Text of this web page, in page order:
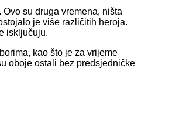
su druga vremena, ništa
je više različitih heroja.
isključuju.
kao što je za vrijeme
oboje ostali bez predsjedničke